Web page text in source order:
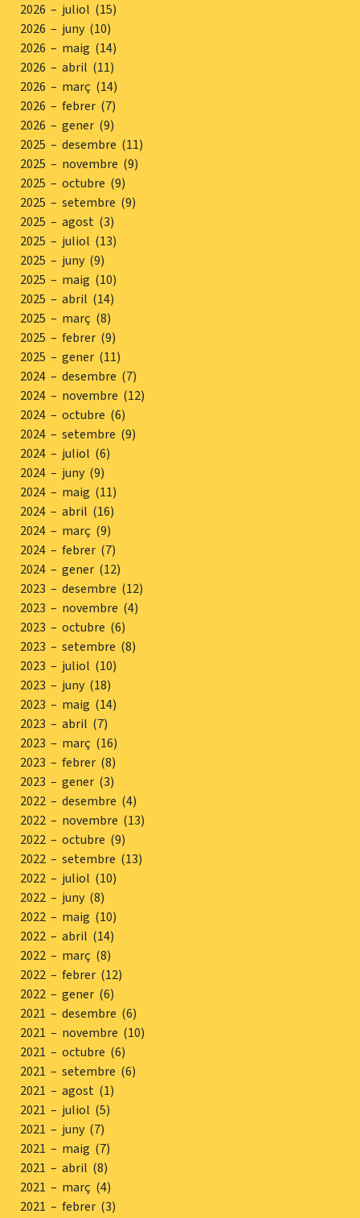
2026 – juliol (15)
2026 – juny (10)
2026 – maig (14)
2026 – abril (11)
2026 – març (14)
2026 – febrer (7)
2026 – gener (9)
2025 – desembre (11)
2025 – novembre (9)
2025 – octubre (9)
2025 – setembre (9)
2025 – agost (3)
2025 – juliol (13)
2025 – juny (9)
2025 – maig (10)
2025 – abril (14)
2025 – març (8)
2025 – febrer (9)
2025 – gener (11)
2024 – desembre (7)
2024 – novembre (12)
2024 – octubre (6)
2024 – setembre (9)
2024 – juliol (6)
2024 – juny (9)
2024 – maig (11)
2024 – abril (16)
2024 – març (9)
2024 – febrer (7)
2024 – gener (12)
2023 – desembre (12)
2023 – novembre (4)
2023 – octubre (6)
2023 – setembre (8)
2023 – juliol (10)
2023 – juny (18)
2023 – maig (14)
2023 – abril (7)
2023 – març (16)
2023 – febrer (8)
2023 – gener (3)
2022 – desembre (4)
2022 – novembre (13)
2022 – octubre (9)
2022 – setembre (13)
2022 – juliol (10)
2022 – juny (8)
2022 – maig (10)
2022 – abril (14)
2022 – març (8)
2022 – febrer (12)
2022 – gener (6)
2021 – desembre (6)
2021 – novembre (10)
2021 – octubre (6)
2021 – setembre (6)
2021 – agost (1)
2021 – juliol (5)
2021 – juny (7)
2021 – maig (7)
2021 – abril (8)
2021 – març (4)
2021 – febrer (3)